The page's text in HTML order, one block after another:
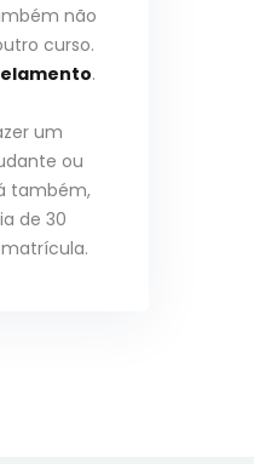
não
curso.
.
um
ou
também,
de 30